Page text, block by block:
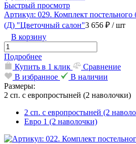
Быстрый просмотр
Артикул: 029. Комплект постельного
(Д) "Цветочный салон"3 656 ₽ / шт
В корзину
Подробнее
Купить в 1 клик
Сравнение
В избранное
В наличии
Размеры:
2 сп. с европростыней (2 наволочки)
2 сп. с европростыней (2
Евро 1 (2 наволочки)